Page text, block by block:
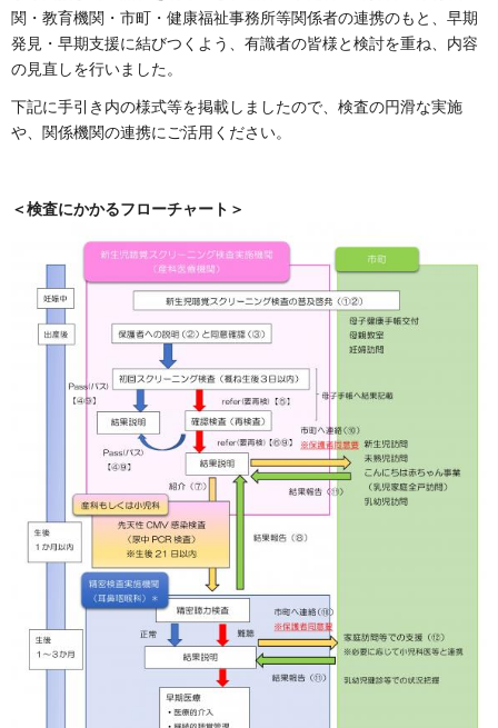
関・教育機関・市町・健康福祉事務所等関係者の連携のもと、早期
発見・早期支援に結びつくよう、有識者の皆様と検討を重ね、内容
の見直しを行いました。
下記に手引き内の様式等を掲載しましたので、検査の円滑な実施
や、関係機関の連携にご活用ください。
＜検査にかかるフローチャート＞